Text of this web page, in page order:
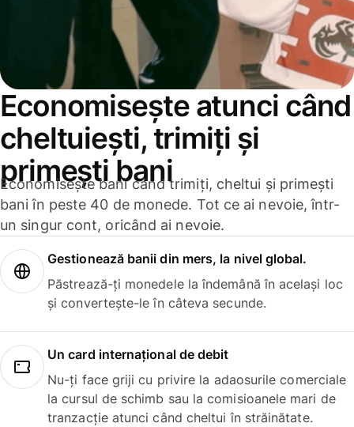
Economisește atunci când
cheltuiești, trimiți și
primești bani
Economisește bani când trimiți, cheltui și primești
bani în peste 40 de monede. Tot ce ai nevoie, într-
un singur cont, oricând ai nevoie.
Gestionează banii din mers, la nivel global.
Păstrează-ți monedele la îndemână în același loc
și convertește-le în câteva secunde.
Un card internațional de debit
Nu-ți face griji cu privire la adaosurile comerciale
la cursul de schimb sau la comisioanele mari de
tranzacție atunci când cheltui în străinătate.